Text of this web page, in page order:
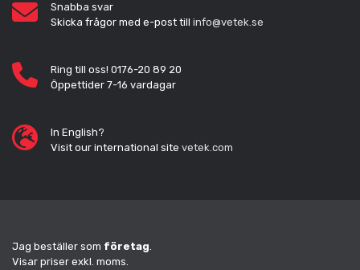
Snabba svar
Skicka frågor med e-post till info@vetek.se
Ring till oss! 0176-20 89 20
Öppettider 7-16 vardagar
In English?
Visit our international site vetek.com
Jag beställer som företag.
Visar priser exkl. moms.